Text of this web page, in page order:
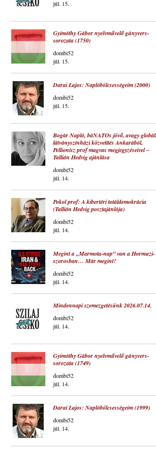
júl. 15.
Gyimóthy Gábor nyelvművelő gúnyvers-
sorozata (1750)
dombi52
júl. 15.
Darai Lajos: Naplóbölcsességeim (2000)
dombi52
júl. 15.
Bogár Napló, báNATOs jövő, avagy globális
látványszínházi közvetítés Ankarából,
Pellionisz prof magvas megjegyzéseivel ‒
Tallián Hedvig ajánlása
dombi52
júl. 14.
Pokol prof: A kibertéri totáldemokrácia
(Tallián Hedvig posztajánlója)
dombi52
júl. 14.
Megint a „Marmota-nap” van a Hormuzi-
szorosban… Már megint!
dombi52
júl. 14.
Mindennapi szemezgetésünk 2026.07.14.
dombi52
júl. 14.
Gyimóthy Gábor nyelvművelő gúnyvers-
sorozata (1749)
dombi52
júl. 14.
Darai Lajos: Naplóbölcsességeim (1999)
dombi52
júl. 14.